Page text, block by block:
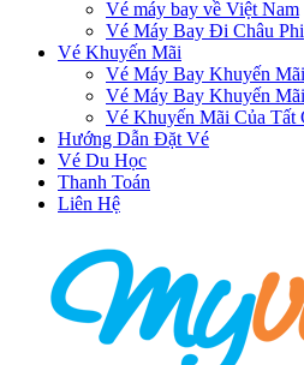
Vé máy bay về Việt Nam
Vé Máy Bay Đi Châu Phi
Vé Khuyến Mãi
Vé Máy Bay Khuyến
Vé Máy Bay Khuyến
Vé Khuyến Mãi Của Tất
Hướng Dẫn Đặt Vé
Vé Du Học
Thanh Toán
Liên Hệ